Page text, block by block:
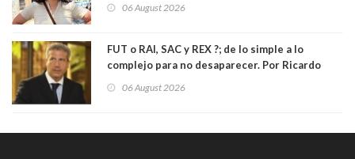
06 August 2026
FUT o RAI, SAC y REX ?; de lo simple a lo
complejo para no desaparecer. Por Ricardo
06 August 2026